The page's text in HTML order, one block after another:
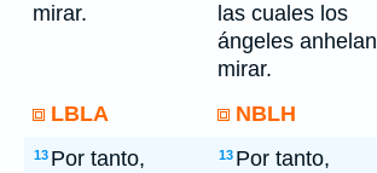
mirar.
las cuales los
ángeles anhelan
mirar.
LBLA NBLH
13 Por tanto,
13 Por tanto,